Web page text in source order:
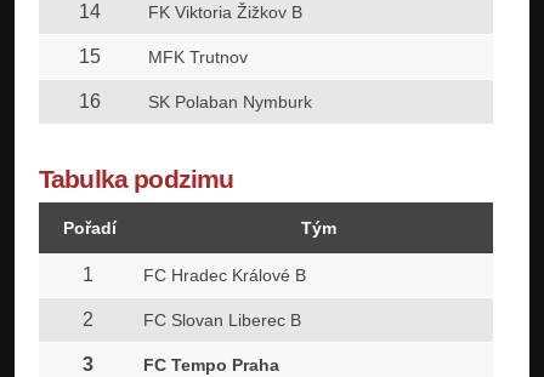
14 FK Viktoria Žižkov B
15 MFK Trutnov
16 SK Polaban Nymburk
Tabulka podzimu
Pořadí Tým
1 FC Hradec Králové B
2 FC Slovan Liberec B
3 FC Tempo Praha